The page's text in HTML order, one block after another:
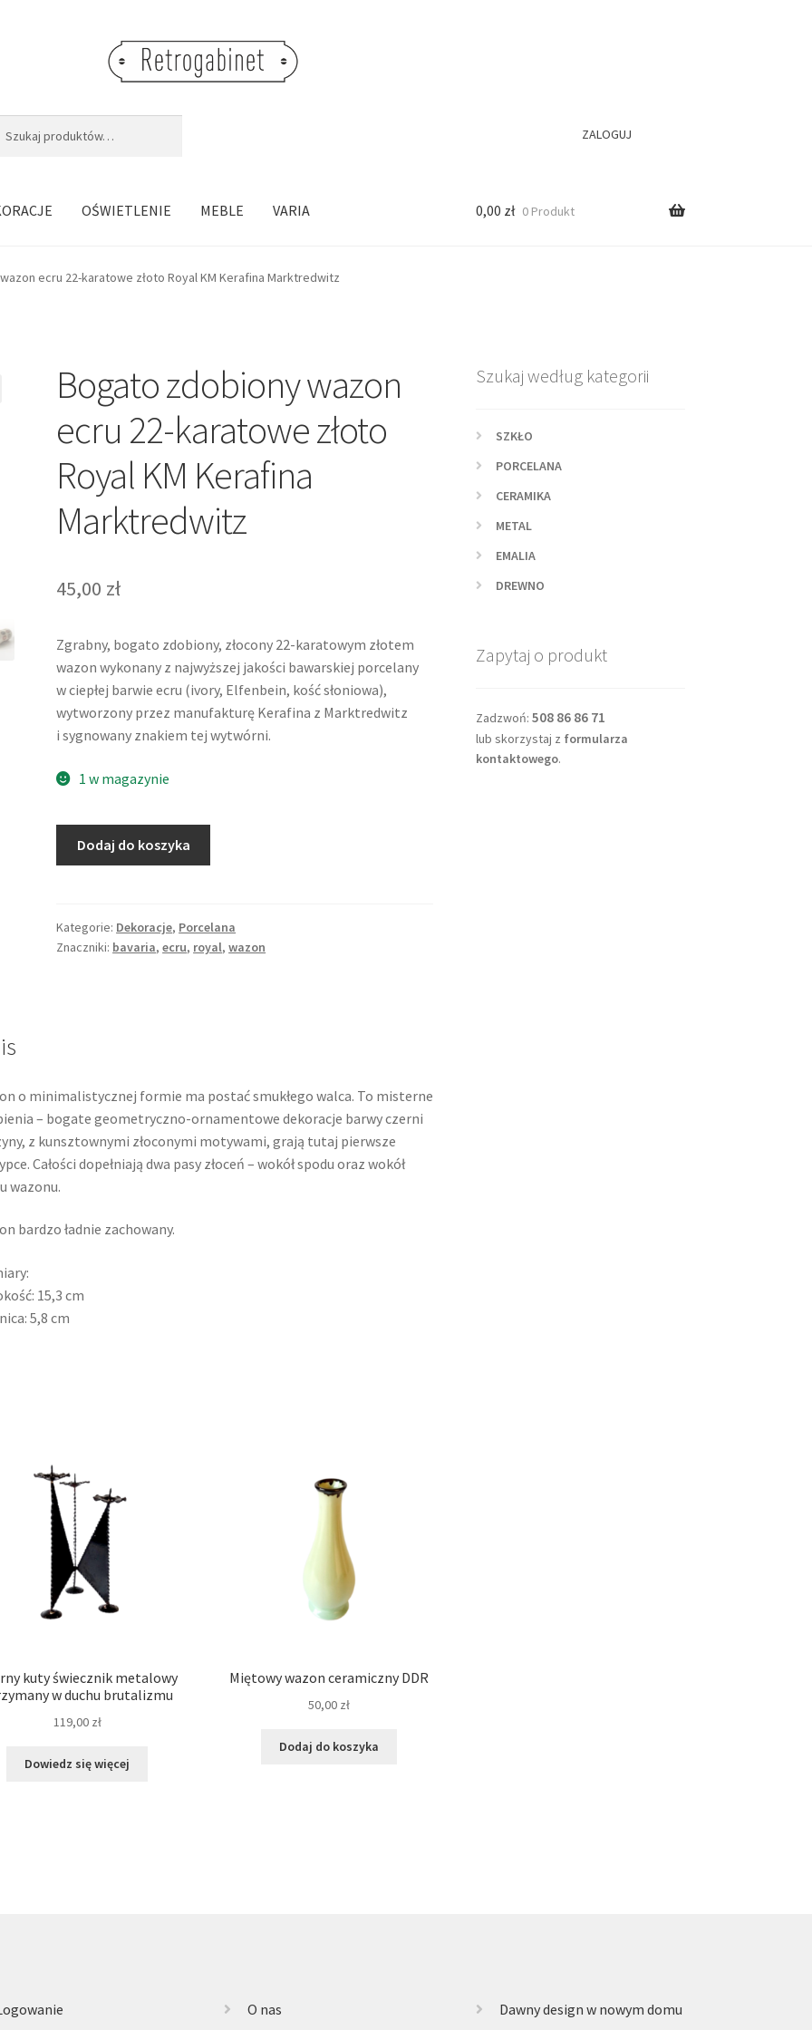
ZALOGUJ
OŚWIETLENIE MEBLE VARIA 0,00 zł 0 Produkt
ecru 22-karatowe złoto Royal KM Kerafina Marktredwitz
Bogato zdobiony wazon
ecru 22-karatowe złoto
Royal KM Kerafina
Marktredwitz
45,00 zł
Zgrabny, bogato zdobiony, złocony 22-karatowym złotem
wazon wykonany z najwyższej jakości bawarskiej porcelany
w ciepłej barwie ecru (ivory, Elfenbein, kość słoniowa),
wytworzony przez manufakturę Kerafina z Marktredwitz
i sygnowany znakiem tej wytwórni.
1 w magazynie
ecru
22-
Dodaj do koszyka
Kategorie: Dekoracje, Porcelana
Znaczniki: bavaria,ecru, royal,wazon
o minimalistycznej formie ma postać smukłego walca. To misterne
– bogate geometryczno-ornamentowe dekoracje barwy czerni
z kunsztownymi złoconymi motywami, grają tutaj pierwsze
Całości dopełniają dwa pasy złoceń – wokół spodu oraz wokół
wazonu.
bardzo ładnie zachowany.
15,3 cm
5,8 cm
kuty świecznik metalowy
w duchu brutalizmu
119,00 zł
Dowiedz się więcej
Miętowy wazon ceramiczny DDR
50,00 zł
Dodaj do koszyka
Szukaj według kategorii
SZKŁO
PORCELANA
CERAMIKA
METAL
EMALIA
DREWNO
Zapytaj o produkt
Zadzwoń: 508 86 86 71
lub skorzystaj z formularza
kontaktowego.
O nas Dawny design w nowym domu